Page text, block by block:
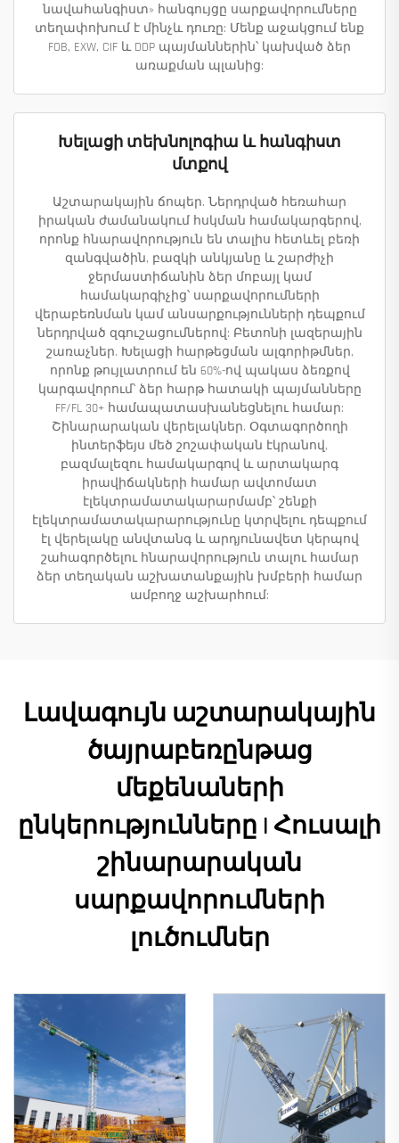
նավահանգիստ» հանգույցը սարքավորումները
տեղափոխում է մինչև դուռը: Մենք աջակցում ենք
FOB, EXW, CIF և DDP պայմաններին՝ կախված ձեր
առաքման պլանից:
Խելացի տեխնոլոգիա և հանգիստ
մտքով
Աշտարակային ճոպեր. Ներդրված հեռահար
իրական ժամանակում հսկման համակարգերով,
որոնք հնարավորություն են տալիս հետևել բեռի
զանգվածին, բազկի անկյանը և շարժիչի
ջերմաստիճանին ձեր մոբայլ կամ
համակարգիչից՝ սարքավորումների
վերաբեռնման կամ անսարքությունների դեպքում
ներդրված զգուշացումներով: Բետոնի լազերային
շառաչներ. Խելացի հարթեցման ալգորիթմներ,
որոնք թույլատրում են 60%-ով պակաս ձեռքով
կարգավորում՝ ձեր հարթ հատակի պայմանները
FF/FL 30+ համապատասխանեցնելու համար:
Շինարարական վերելակներ. Օգտագործողի
ինտերֆեյս մեծ շոշափական էկրանով,
բազմալեզու համակարգով և արտակարգ
իրավիճակների համար ավտոմատ
էլեկտրամատակարարմամբ՝ շենքի
էլեկտրամատակարարությունը կտրվելու դեպքում
էլ վերելակը անվտանգ և արդյունավետ կերպով
շահագործելու հնարավորություն տալու համար
ձեր տեղական աշխատանքային խմբերի համար
ամբողջ աշխարհում:
Լավագույն աշտարակային
ծայրաբեռընթաց
մեքենաների
ընկերությունները | Հուսալի
շինարարական
սարքավորումների
լուծումներ